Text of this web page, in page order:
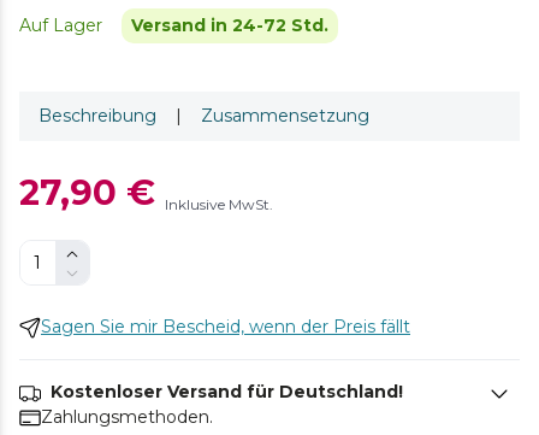
Auf Lager Versand in 24-72 Std.
Beschreibung | Zusammensetzung
27,90 € Inklusive MwSt.
Sagen Sie mir Bescheid, wenn der Preis fällt
Kostenloser Versand für Deutschland!
Zahlungsmethoden.